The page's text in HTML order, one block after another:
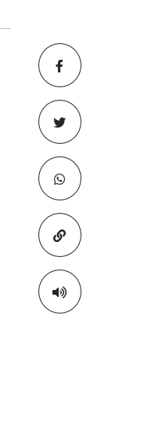
Copiar para